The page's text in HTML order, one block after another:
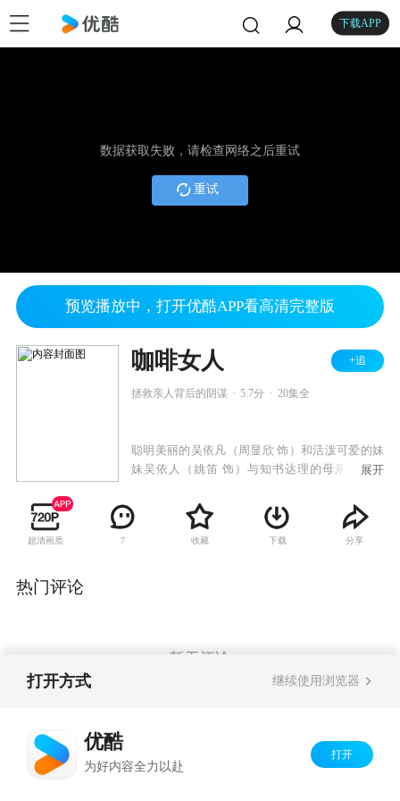
下载APP
数据获取失败，请检查网络之后重试
重试
预览播放中，打开优酷APP看高清完整版
咖啡女人 +追
拯救亲人背后的阴谋 5.7分 20集全
聪明美丽的吴依凡（周显欣 饰）和活泼可爱的妹
妹吴依人（姚笛 饰）与知书达理的母亲黄慧英
料天意弄人，噩梦打破了他们平静的生活。
展开
超清画质 7 收藏 下载 分享
热门评论
暂无评论
打开方式 继续使用浏览器
优酷
为好内容全力以赴
打开